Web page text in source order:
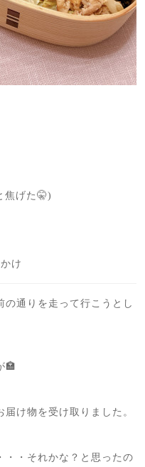
焦げた🤫)
け
の通りを走って行こうとし
🏣
け物を受け取りました。
・・それかな？と思ったの